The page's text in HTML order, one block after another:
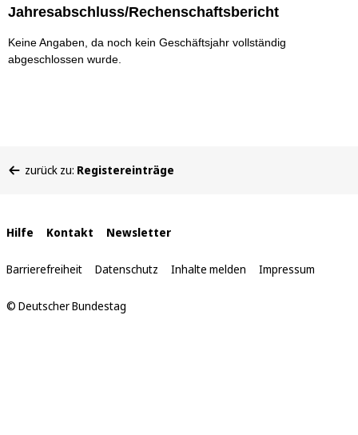
Jahresabschluss/Rechenschaftsbericht
Keine Angaben, da noch kein Geschäftsjahr vollständig
abgeschlossen wurde.
befinden
zurück zu: Registereinträge
Interne
Links
Hilfe Kontakt Newsletter
Barrierefreiheit Datenschutz Inhalte melden Impressum
© Deutscher Bundestag